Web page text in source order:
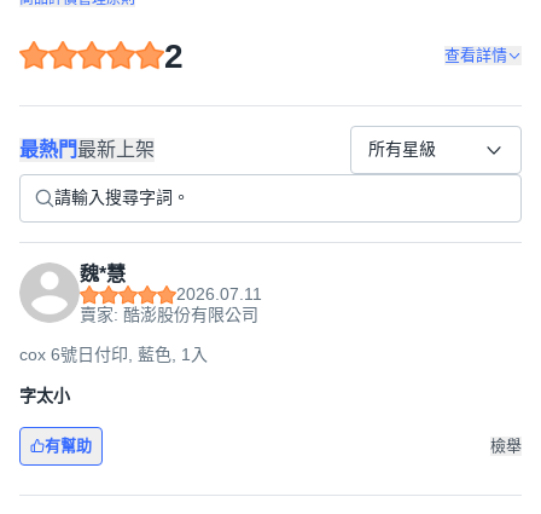
2 查看詳情
最熱門最新上架 所有星級
魏*慧
2026.07.11
賣家: 酷澎股份有限公司
cox 6號日付印, 藍色, 1入
字太小
有幫助 檢舉